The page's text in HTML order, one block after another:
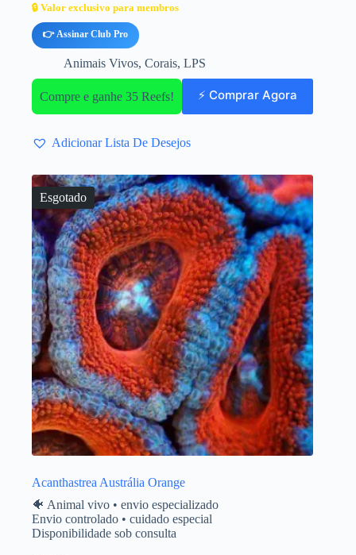
🔒 Valor exclusivo para membros
👉 Assinar Club Pro
Animais Vivos, Corais, LPS
Compre e ganhe 35 Reefs! ⚡ Comprar Agora
Adicionar Lista De Desejos
Esgotado
Acanthastrea Austrália Orange
🐠 Animal vivo • envio especializado
Envio controlado • cuidado especial
Disponibilidade sob consulta